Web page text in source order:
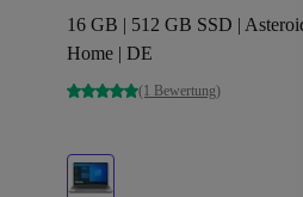
16 GB | 512 GB SSD |
Home | DE
(1 Bewertung)